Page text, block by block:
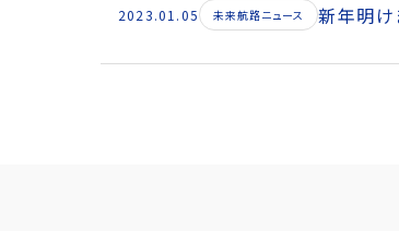
2023.01.05 未来航路ニュース 新年明け